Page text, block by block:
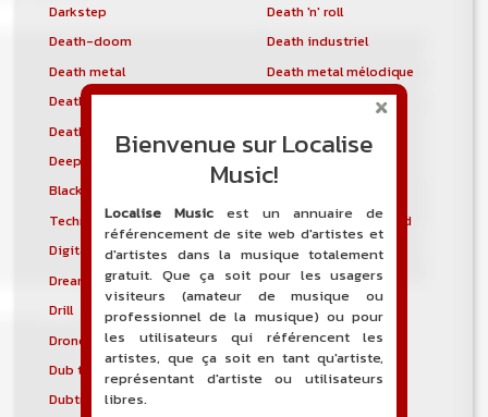
Darkstep
Death 'n' roll
Death-doom
Death industriel
Death metal
Death metal mélodique
Death metal technique
Deathcore
Deathcountry
Deepkho
Black metal dépressif
Techno de Détroit
Thrash metal allemand
Digital hardcore
Disco polo
Dream pop
Dream trance
Drill
Drill and Bass
Drone
Drumstep
Dub techno
Dubstyle
Dubtronica
Bienvenue sur Localise
Music!
Localise Music est un annuaire de
référencement de site web d'artistes et
d'artistes dans la musique totalement
gratuit. Que ça soit pour les usagers
visiteurs (amateur de musique ou
professionnel de la musique) ou pour
les utilisateurs qui référencent les
artistes, que ça soit en tant qu'artiste,
représentant d'artiste ou utilisateurs
libres.